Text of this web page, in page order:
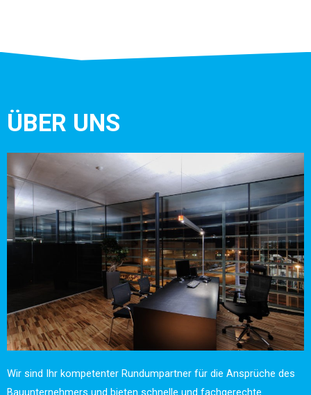
ÜBER UNS
Wir sind Ihr kompetenter Rundumpartner für die Ansprüche des
Bauunternehmers und bieten schnelle und fachgerechte